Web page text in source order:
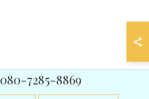
080-7285-8869